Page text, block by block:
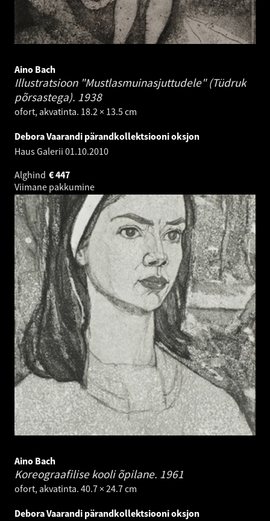
Aino Bach
Illustratsioon "Mustlasmuinasjuttudele" (Tüdruk
põrsastega). 1938
ofort, akvatinta. 18.2 × 13.5 cm
Debora Vaarandi pärandkollektsiooni oksjon
Haus Galerii 01.10.2010
Alghind
447
€
Viimane pakkumine
Aino Bach
Koreograafilise kooli õpilane. 1961
ofort, akvatinta. 40.7 × 24.7 cm
Debora Vaarandi pärandkollektsiooni oksjon